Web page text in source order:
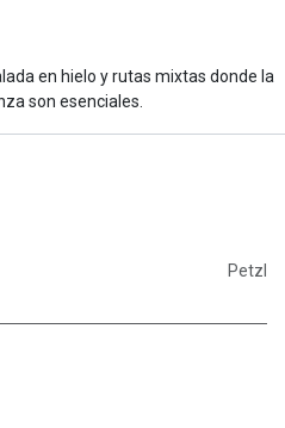
en hielo y rutas mixtas donde la
son esenciales.
Petzl